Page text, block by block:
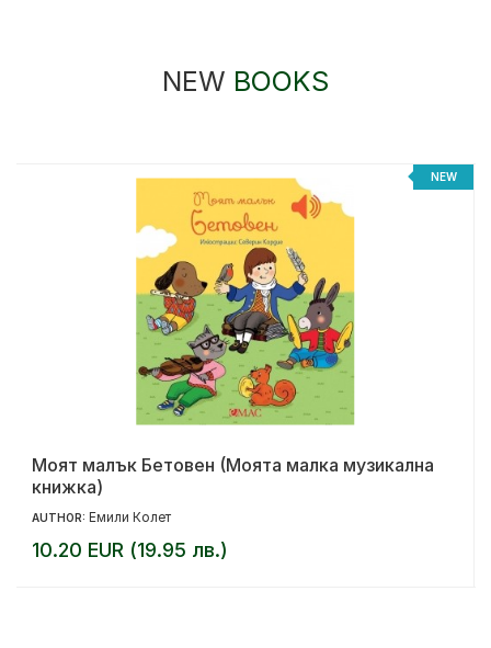
NEW BOOKS
NEW
Моят малък Бетовен (Моята малка музикална
книжка)
AUTHOR: Емили Колет
10.20 EUR (19.95 лв.)